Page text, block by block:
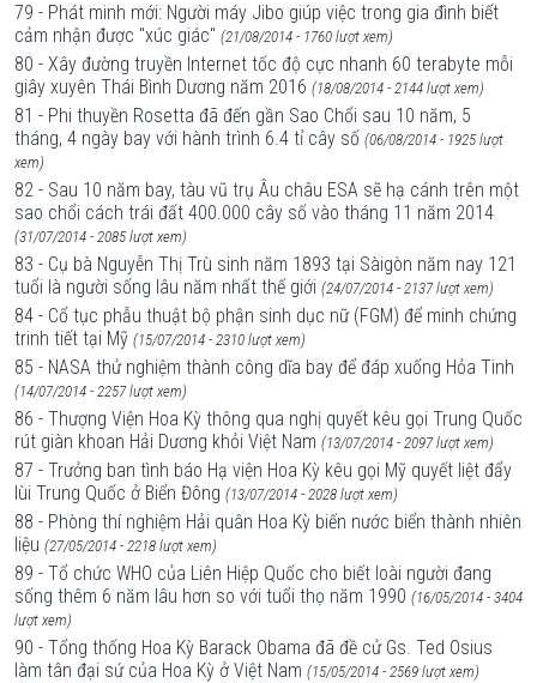
79 - Phát minh mới: Người máy Jibo giúp việc trong gia đình biết
cảm nhận được "xúc giác" (21/08/2014 - 1760 lượt xem)
80 - Xây đường truyền Internet tốc độ cực nhanh 60 terabyte mỗi
giây xuyên Thái Bình Dương năm 2016 (18/08/2014 - 2144 lượt xem)
81 - Phi thuyền Rosetta đã đến gần Sao Chổi sau 10 năm, 5
tháng, 4 ngày bay với hành trình 6.4 tỉ cây số (06/08/2014 - 1925 lượt
xem)
82 - Sau 10 năm bay, tàu vũ trụ Âu châu ESA sẽ hạ cánh trên một
sao chổi cách trái đất 400.000 cây số vào tháng 11 năm 2014
(31/07/2014 - 2085 lượt xem)
83 - Cụ bà Nguyễn Thị Trù sinh năm 1893 tại Sàigòn năm nay 121
tuổi là người sống lâu năm nhất thế giới (24/07/2014 - 2137 lượt xem)
84 - Cổ tục phẫu thuật bộ phận sinh dục nữ (FGM) để minh chứng
trinh tiết tại Mỹ (15/07/2014 - 2310 lượt xem)
85 - NASA thử nghiệm thành công dĩa bay để đáp xuống Hỏa Tinh
(14/07/2014 - 2257 lượt xem)
86 - Thượng Viện Hoa Kỳ thông qua nghị quyết kêu gọi Trung Quốc
rút giàn khoan Hải Dương khỏi Việt Nam (13/07/2014 - 2097 lượt xem)
87 - Trưởng ban tình báo Hạ viện Hoa Kỳ kêu gọi Mỹ quyết liệt đẩy
lùi Trung Quốc ở Biển Đông (13/07/2014 - 2028 lượt xem)
88 - Phòng thí nghiệm Hải quân Hoa Kỳ biến nước biển thành nhiên
liệu (27/05/2014 - 2218 lượt xem)
89 - Tổ chức WHO của Liên Hiệp Quốc cho biết loài người đang
sống thêm 6 năm lâu hơn so với tuổi thọ năm 1990 (16/05/2014 - 3404
lượt xem)
90 - Tổng thống Hoa Kỳ Barack Obama đã đề cử Gs. Ted Osius
làm tân đại sứ của Hoa Kỳ ở Việt Nam (15/05/2014 - 2569 lượt xem)